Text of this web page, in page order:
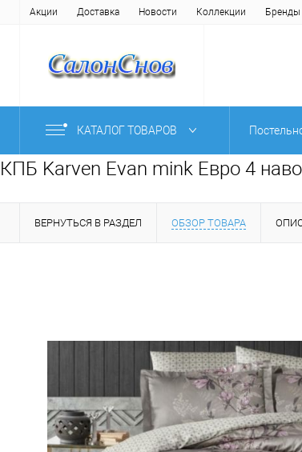
Акции Доставка Новости Коллекции Бренды
КАТАЛОГ ТОВАРОВ
КПБ Karven Evan mink Евро 4
ВЕРНУТЬСЯ В РАЗДЕЛ ОБЗОР ТОВАРА